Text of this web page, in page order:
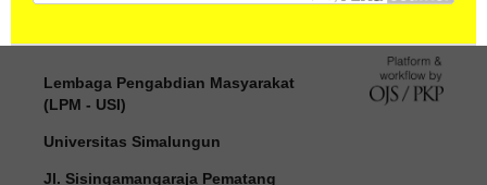
Lembaga Pengabdian Masyarakat
(LPM - USI)
Universitas Simalungun
Jl. Sisingamangaraja Pematang